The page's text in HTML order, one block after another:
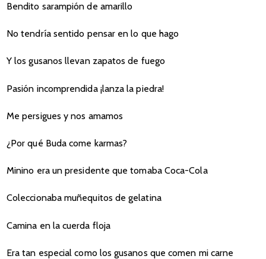
Bendito sarampión de amarillo
No tendría sentido pensar en lo que hago
Y los gusanos llevan zapatos de fuego
Pasión incomprendida ¡lanza la piedra!
Me persigues y nos amamos
¿Por qué Buda come karmas?
Minino era un presidente que tomaba Coca-Cola
Coleccionaba muñequitos de gelatina
Camina en la cuerda floja
Era tan especial como los gusanos que comen mi carne